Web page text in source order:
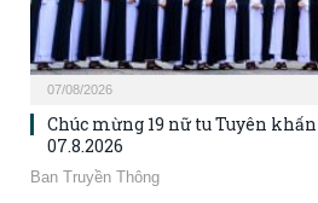
07/08/2026
Chúc mừng 19 nữ tu Tuyên
07.8.2026
Ban Truyền Thông